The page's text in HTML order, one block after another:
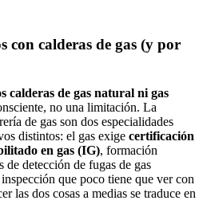
con calderas de gas (y por
calderas de gas natural ni gas
no una limitación. La
de gas son dos especialidades
distintos: el gas exige certificación
en gas (IG), formación
detección de fugas de gas
que poco tiene que ver con
las dos cosas a medias se traduce en